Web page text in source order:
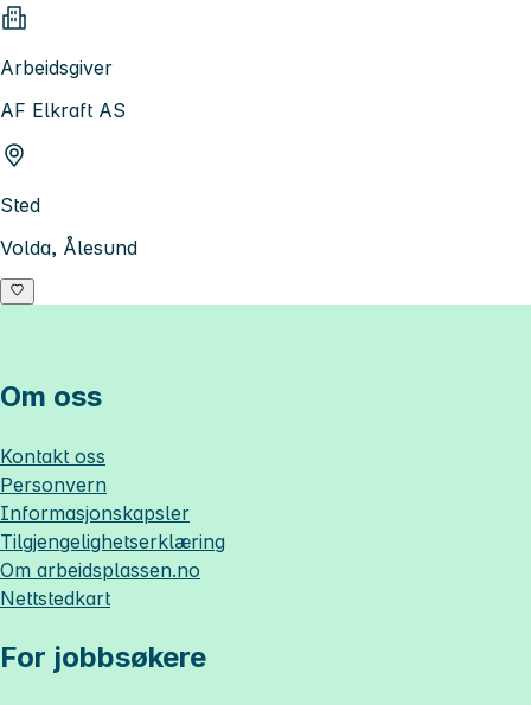
Arbeidsgiver
AF Elkraft AS
Sted
Volda, Ålesund
Om oss
Kontakt oss
Personvern
Informasjonskapsler
Tilgjengelighetserklæring
Om arbeidsplassen.no
Nettstedkart
For jobbsøkere